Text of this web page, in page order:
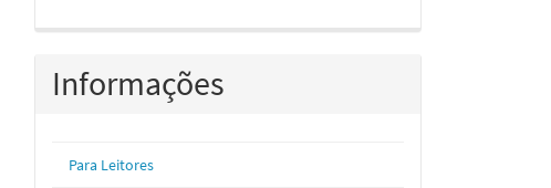
Informações
Para Leitores